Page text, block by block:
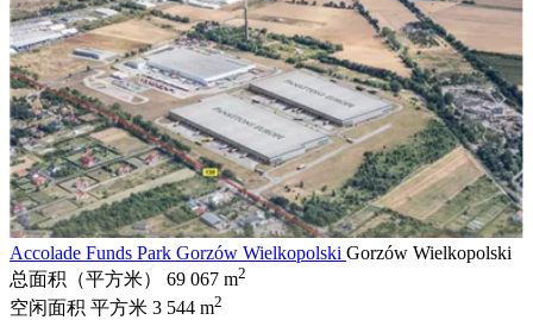
Accolade Funds Park Gorzów Wielkopolski Gorzów Wielkopolski
总面积（平方米）
69 067 m2
空闲面积 平方米 3 544 m2